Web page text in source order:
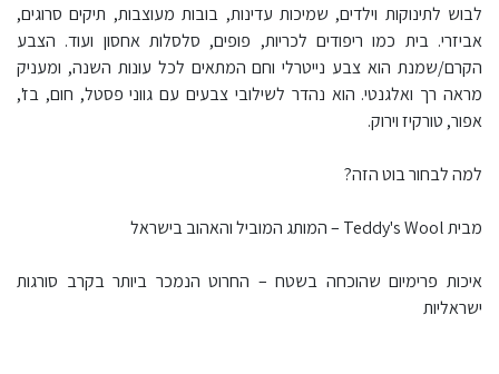
לבוש לתינוקות וילדים, שמיכות עדינות, בובות מעוצבות, תיקים סרוגים,
אביזרי. בית כמו ריפודים לכריות, פופים, סלסלות אחסון ועוד. הצבע
הקרם/שמנת הוא צבע נייטרלי וחם המתאים לכל עונות השנה, ומעניק
מראה רך ואלגנטי. הוא נהדר לשילובי צבעים עם גווני פסטל, חום, בז',
אפור, טורקיז וירוק.
למה לבחור בוט הזה?
מבית Teddy's Wool – המותג המוביל והאהוב בישראל
איכות פרימיום שהוכחה בשטח – החרוט הנמכר ביותר בקרב סורגות
ישראליות